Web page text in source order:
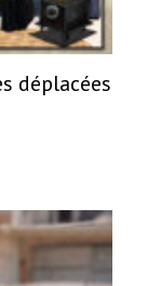
déplacées